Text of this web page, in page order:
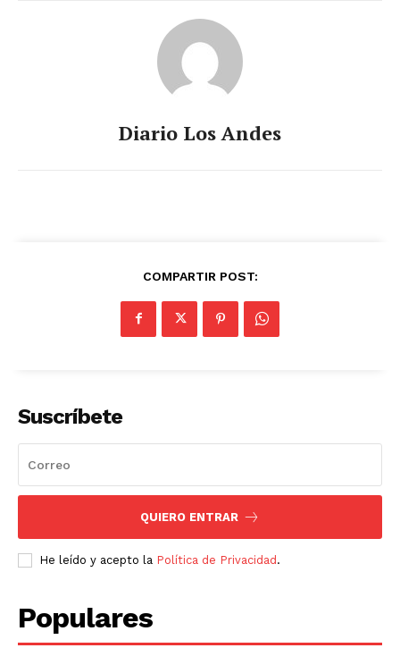
Diario Los Andes
COMPARTIR POST:
Suscríbete
QUIERO ENTRAR
He leído y acepto la Política de Privacidad .
Populares